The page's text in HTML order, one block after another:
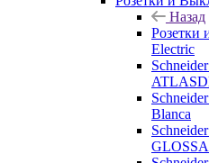
Назад
Розетки
Electric
Blanca
GLOSSA